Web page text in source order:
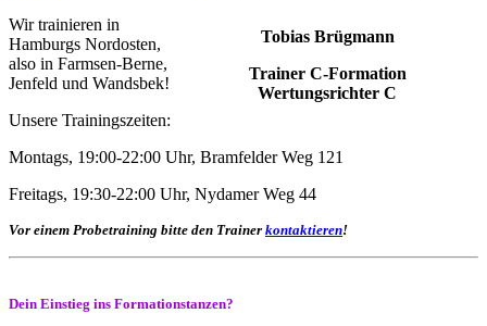
Tobias Brügmann
Trainer C-Formation
Wertungsrichter C
Wir trainieren in
Hamburgs Nordosten,
also in Farmsen-Berne,
Jenfeld und Wandsbek!
Unsere Trainingszeiten:
Montags, 19:00-22:00 Uhr, Bramfelder Weg 121
Freitags, 19:30-22:00 Uhr, Nydamer Weg 44
Vor einem Probetraining bitte den Trainer kontaktieren!
Dein Einstieg ins Formationstanzen?